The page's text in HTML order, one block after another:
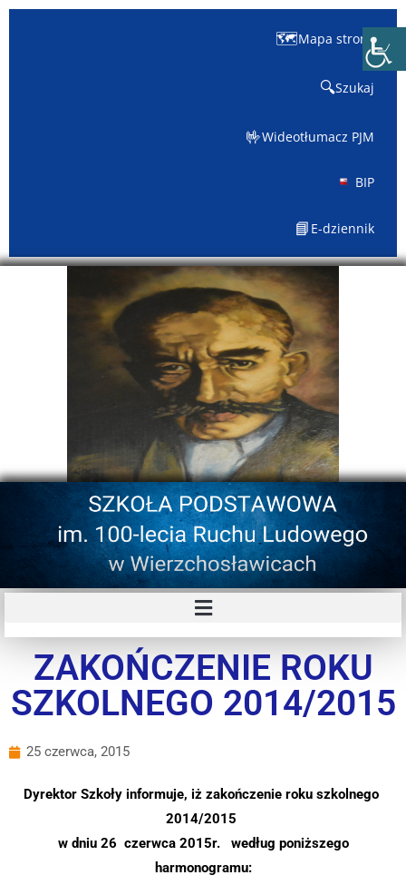
🗺️Mapa strony
🔍Szukaj
🤟Wideotłumacz PJM
BIP
📘 E-dziennik
ZAKOŃCZENIE ROKU
SZKOLNEGO 2014/2015
25 czerwca, 2015
Dyrektor Szkoły informuje, iż zakończenie roku szkolnego
2014/2015
w dniu 26 czerwca 2015r. według poniższego
harmonogramu: